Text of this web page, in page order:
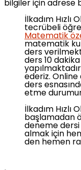
bilgiler için adrese
İlkadım
tecrübeli
Matematik
matematik
ders
ders 10
ederiz. Online
ders
etme
İlkadım
başlamadan
deneme dersi
almak için
den hemen